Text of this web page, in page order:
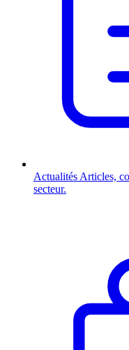
Actualités Articles,
secteur.